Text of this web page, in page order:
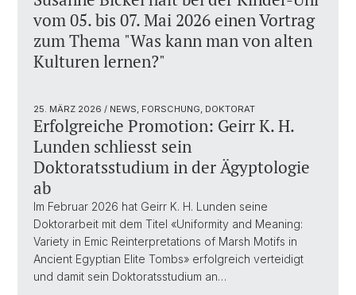
vom 05. bis 07. Mai 2026 einen Vortrag
zum Thema "Was kann man von alten
Kulturen lernen?"
25. MÄRZ 2026 / NEWS, FORSCHUNG, DOKTORAT
Erfolgreiche Promotion: Geirr K. H.
Lunden schliesst sein
Doktoratsstudium in der Ägyptologie
ab
Im Februar 2026 hat Geirr K. H. Lunden seine
Doktorarbeit mit dem Titel «Uniformity and Meaning:
Variety in Emic Reinterpretations of Marsh Motifs in
Ancient Egyptian Elite Tombs» erfolgreich verteidigt
und damit sein Doktoratsstudium an…